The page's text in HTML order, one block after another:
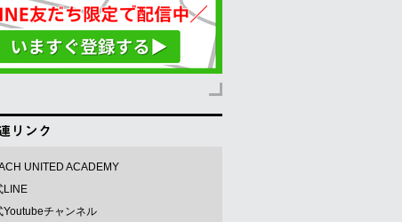
UNITED ACADEMY
LINE
Youtubeチャンネル